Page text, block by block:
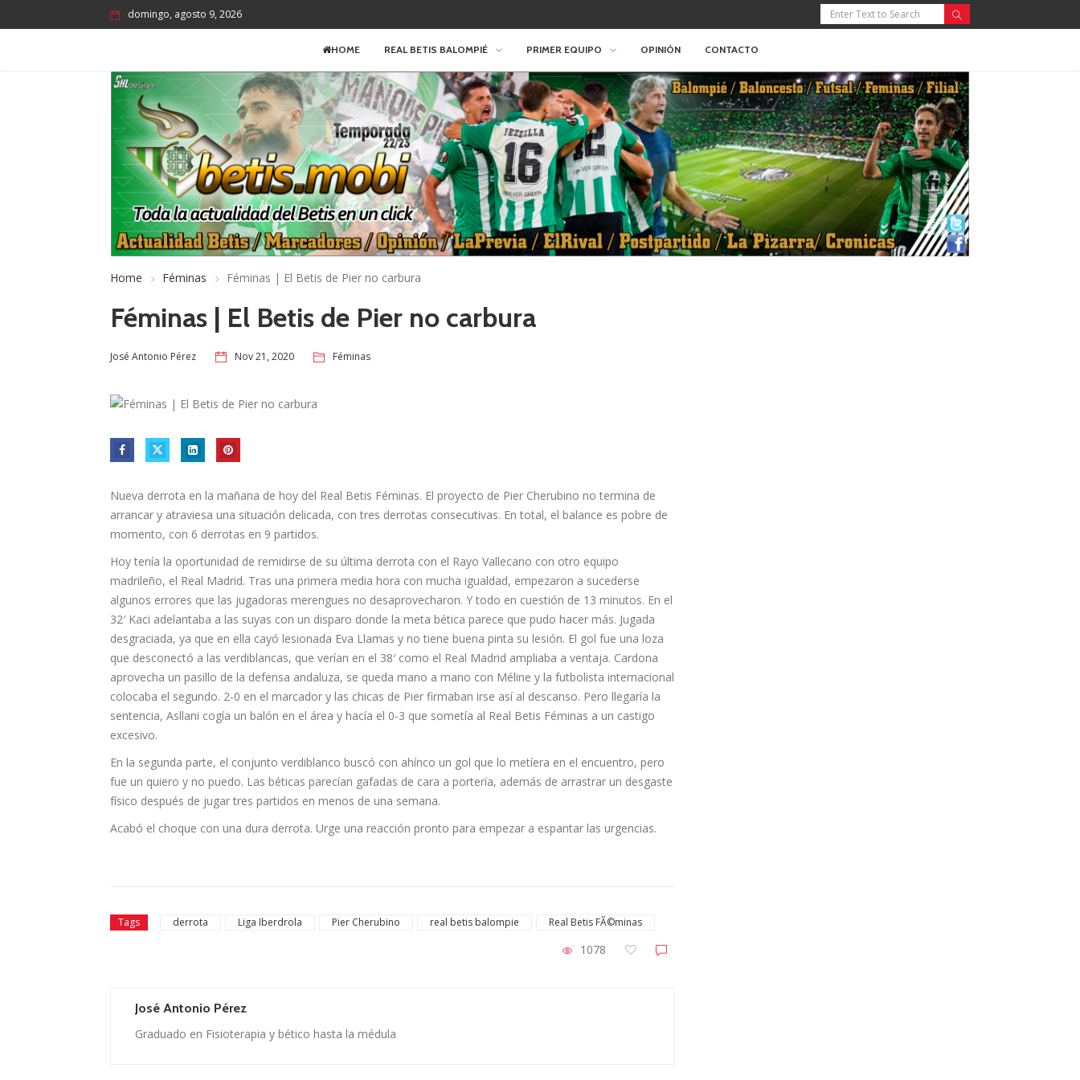
domingo, agosto 9, 2026
HOME REAL BETIS BALOMPIÉ PRIMER EQUIPO OPINIÓN CONTACTO
Home Féminas Féminas | El Betis de Pier no carbura
Féminas | El Betis de Pier no carbura
José Antonio Pérez Nov 21, 2020 Féminas
Nueva derrota en la mañana de hoy del Real Betis Féminas. El proyecto de Pier Cherubino no termina de
arrancar y atraviesa una situación delicada, con tres derrotas consecutivas. En total, el balance es pobre de
momento, con 6 derrotas en 9 partidos.
Hoy tenía la oportunidad de remidirse de su última derrota con el Rayo Vallecano con otro equipo
madrileño, el Real Madrid. Tras una primera media hora con mucha igualdad, empezaron a sucederse
algunos errores que las jugadoras merengues no desaprovecharon. Y todo en cuestión de 13 minutos. En el
32′ Kaci adelantaba a las suyas con un disparo donde la meta bética parece que pudo hacer más. Jugada
desgraciada, ya que en ella cayó lesionada Eva Llamas y no tiene buena pinta su lesión. El gol fue una loza
que desconectó a las verdiblancas, que verían en el 38′ como el Real Madrid ampliaba a ventaja. Cardona
aprovecha un pasillo de la defensa andaluza, se queda mano a mano con Méline y la futbolista internacional
colocaba el segundo. 2-0 en el marcador y las chicas de Pier firmaban irse así al descanso. Pero llegaría la
sentencia, Asllani cogía un balón en el área y hacía el 0-3 que sometía al Real Betis Féminas a un castigo
excesivo.
En la segunda parte, el conjunto verdiblanco buscó con ahínco un gol que lo metíera en el encuentro, pero
fue un quiero y no puedo. Las béticas parecían gafadas de cara a portería, además de arrastrar un desgaste
físico después de jugar tres partidos en menos de una semana.
Acabó el choque con una dura derrota. Urge una reacción pronto para empezar a espantar las urgencias.
Tags derrota Liga Iberdrola Pier Cherubino real betis balompie Real Betis FÃ©minas
1078
José Antonio Pérez
Graduado en Fisioterapia y bético hasta la médula